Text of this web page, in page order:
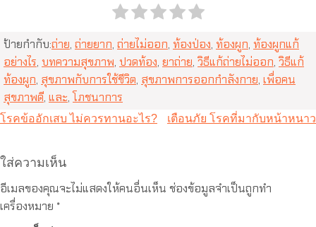
ป้ายกำกับ:ถ่าย, ถ่ายยาก, ถ่ายไม่ออก, ท้องป่อง, ท้องผูก, ท้องผูกแก้
อย่างไร, บทความสุขภาพ, ปวดท้อง, ยาถ่าย, วิธีแก้ถ่ายไม่ออก, วิธีแก้
ท้องผูก, สุขภาพกับการใช้ชีวิต, สุขภาพการออกกำลังกาย, เพื่อคน
สุขภาพดี, และ,โภชนาการ
แนะแนว
โรคข้ออักเสบ ไม่ควรทานอะไร? เตือนภัย โรคที่มากับหน้าหนาว
ใส่ความเห็น
อีเมลของคุณจะไม่แสดงให้คนอื่นเห็น ช่องข้อมูลจำเป็นถูกทำ
เครื่องหมาย *